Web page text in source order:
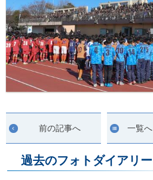
前の記事へ 一覧へ
過去のフォトダイアリー